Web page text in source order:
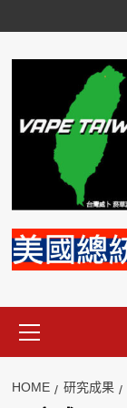
to
content
Menu
HOME 研究成果